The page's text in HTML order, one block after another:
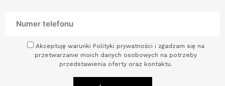
Akceptuję warunki Polityki prywatności i zgadzam się na
przetwarzanie moich danych osobowych na potrzeby
przedstawienia oferty oraz kontaktu.